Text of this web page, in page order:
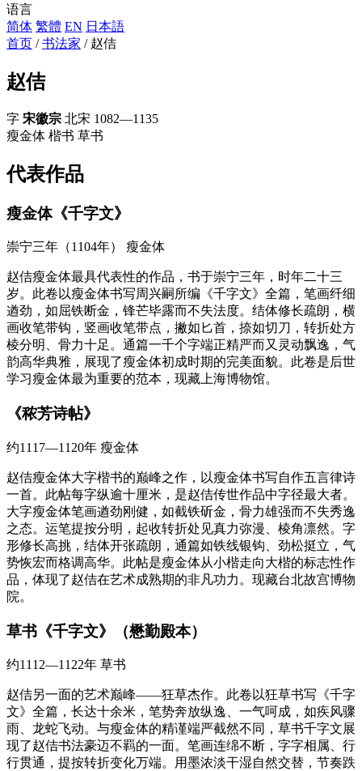
语言
简体 繁體 EN 日本語
首页 / 书法家 / 赵佶
赵佶
字 宋徽宗 北宋 1082—1135
瘦金体 楷书 草书
代表作品
瘦金体《千字文》
崇宁三年（1104年） 瘦金体
赵佶瘦金体最具代表性的作品，书于崇宁三年，时年二十三
岁。此卷以瘦金体书写周兴嗣所编《千字文》全篇，笔画纤细
遒劲，如屈铁断金，锋芒毕露而不失法度。结体修长疏朗，横
画收笔带钩，竖画收笔带点，撇如匕首，捺如切刀，转折处方
棱分明、骨力十足。通篇一千个字端正精严而又灵动飘逸，气
韵高华典雅，展现了瘦金体初成时期的完美面貌。此卷是后世
学习瘦金体最为重要的范本，现藏上海博物馆。
《秾芳诗帖》
约1117—1120年 瘦金体
赵佶瘦金体大字楷书的巅峰之作，以瘦金体书写自作五言律诗
一首。此帖每字纵逾十厘米，是赵佶传世作品中字径最大者。
大字瘦金体笔画遒劲刚健，如截铁斫金，骨力雄强而不失秀逸
之态。运笔提按分明，起收转折处见真力弥漫、棱角凛然。字
形修长高挑，结体开张疏朗，通篇如铁线银钩、劲松挺立，气
势恢宏而格调高华。此帖是瘦金体从小楷走向大楷的标志性作
品，体现了赵佶在艺术成熟期的非凡功力。现藏台北故宫博物
院。
草书《千字文》（懋勤殿本）
约1112—1122年 草书
赵佶另一面的艺术巅峰——狂草杰作。此卷以狂草书写《千字
文》全篇，长达十余米，笔势奔放纵逸、一气呵成，如疾风骤
雨、龙蛇飞动。与瘦金体的精谨端严截然不同，草书千字文展
现了赵佶书法豪迈不羁的一面。笔画连绵不断，字字相属、行
行贯通，提按转折变化万端。用墨浓淡干湿自然交替，节奏跌